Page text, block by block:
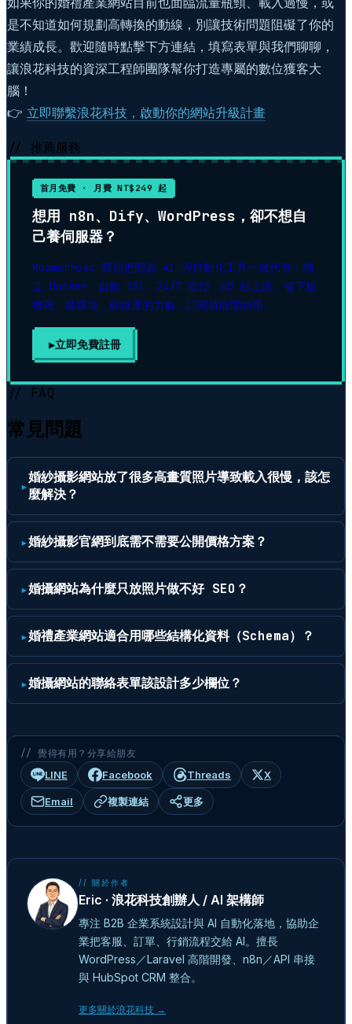
是不知道如何規劃高轉換的動線，別讓技術問題阻礙了你的
業績成長。歡迎隨時點擊下方連結，填寫表單與我們聊聊，
讓浪花科技的資深工程師團隊幫你打造專屬的數位獲客大
腦！
👉 立即聯繫浪花科技，啟動你的網站升級計畫
// 推薦服務
首月免費 · 月費 NT$249 起
想用 n8n、Dify、WordPress，卻不想自
己養伺服器？
RoamerHost 幫你把開源 AI 與自動化工具一鍵代管：獨
立 Docker、自動 SSL、24/7 監控，60 秒上線。省下租
機器、裝環境、顧維運的力氣，訂閱就能開始用。
▶立即免費註冊
// FAQ
常見問題
婚紗攝影網站放了很多高畫質照片導致載入很慢，該怎
麼解決？
婚紗攝影官網到底需不需要公開價格方案？
婚攝網站為什麼只放照片做不好 SEO？
婚禮產業網站適合用哪些結構化資料（Schema）？
婚攝網站的聯絡表單該設計多少欄位？
// 覺得有用？分享給朋友
LINE Facebook Threads X
Email 複製連結 更多
// 關於作者
Eric · 浪花科技創辦人 / AI 架構師
專注 B2B 企業系統設計與 AI 自動化落地，協助企
業把客服、訂單、行銷流程交給 AI。擅長
WordPress／Laravel 高階開發、n8n／API 串接
與 HubSpot CRM 整合。
更多關於浪花科技 →